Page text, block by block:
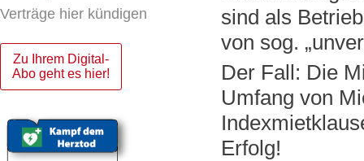
Verträge hier kündigen
Zu Ihrem Digital-
Abo geht es hier!
sind als
von sog.
Der Fall: Die
Umfang von
Erfolg!